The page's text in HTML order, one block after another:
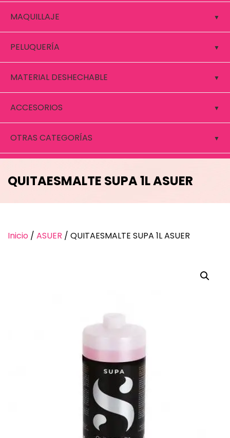
MAQUILLAJE
PELUQUERÍA
MATERIAL DESHECHABLE
ACCESORIOS
OTRAS CATEGORÍAS
QUITAESMALTE SUPA 1L ASUER
Inicio / ASUER / QUITAESMALTE SUPA 1L ASUER